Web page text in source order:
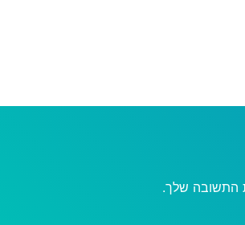
התשובה שלך.